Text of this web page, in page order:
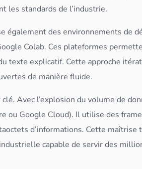
les standards de l’industrie.
également des environnements de
Colab. Ces plateformes
texte explicatif. Cette approche
de manière fluide.
Avec l’explosion du volume de
ou Google Cloud). Il utilise des
d’informations. Cette maîtrise
capable de servir des